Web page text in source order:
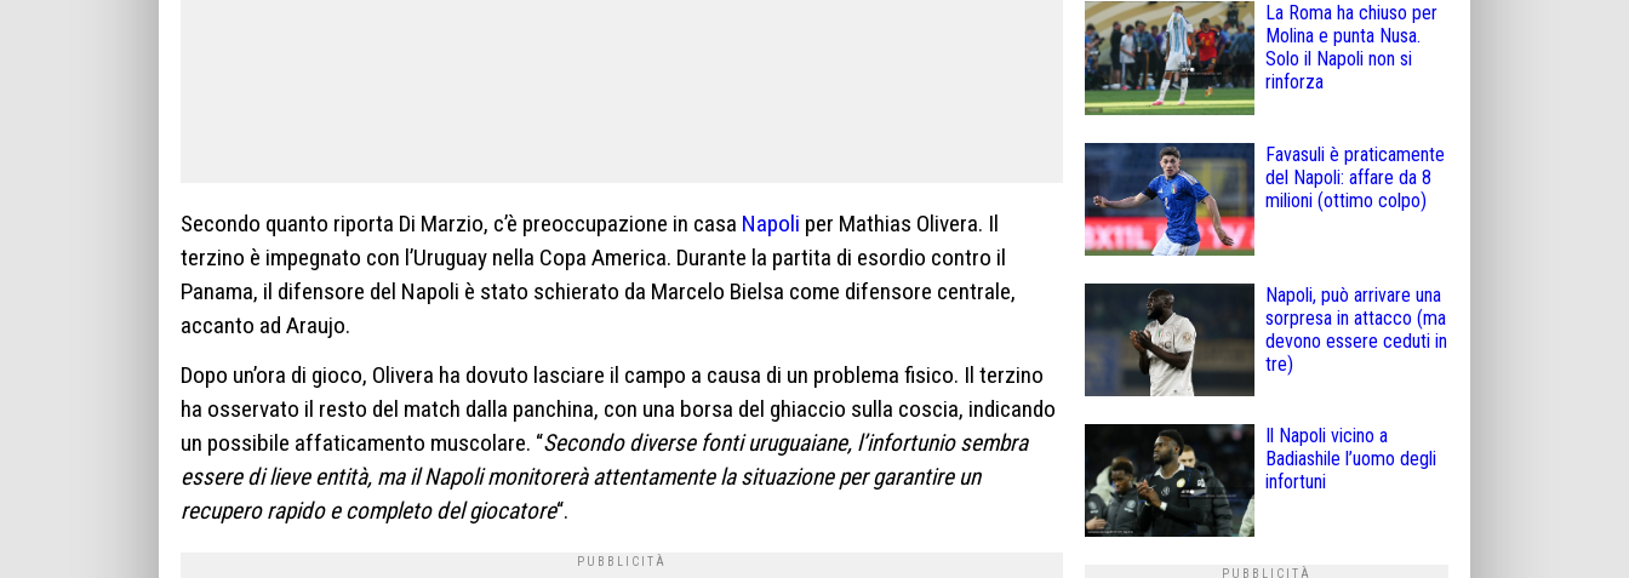
Secondo quanto riporta Di Marzio, c’è preoccupazione in casa Napoli per Mathias Olivera. Il
terzino è impegnato con l’Uruguay nella Copa America. Durante la partita di esordio contro il
Panama, il difensore del Napoli è stato schierato da Marcelo Bielsa come difensore centrale,
accanto ad Araujo.
Dopo un’ora di gioco, Olivera ha dovuto lasciare il campo a causa di un problema fisico. Il terzino
ha osservato il resto del match dalla panchina, con una borsa del ghiaccio sulla coscia, indicando
un possibile affaticamento muscolare. “Secondo diverse fonti uruguaiane, l’infortunio sembra
essere di lieve entità, ma il Napoli monitorerà attentamente la situazione per garantire un
recupero rapido e completo del giocatore“.
La Roma ha chiuso per
Molina e punta Nusa.
Solo il Napoli non si
rinforza
Favasuli è praticamente
del Napoli: affare da 8
milioni (ottimo colpo)
Napoli, può arrivare una
sorpresa in attacco (ma
devono essere ceduti in
tre)
Il Napoli vicino a
Badiashile l’uomo degli
infortuni